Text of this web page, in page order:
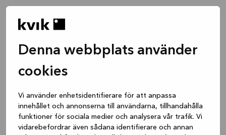
Denna webbplats använder
cookies
Vi använder enhetsidentifierare för att anpassa
innehållet och annonserna till användarna, tillhandahålla
funktioner för sociala medier och analysera vår trafik. Vi
vidarebefordrar även sådana identifierare och annan